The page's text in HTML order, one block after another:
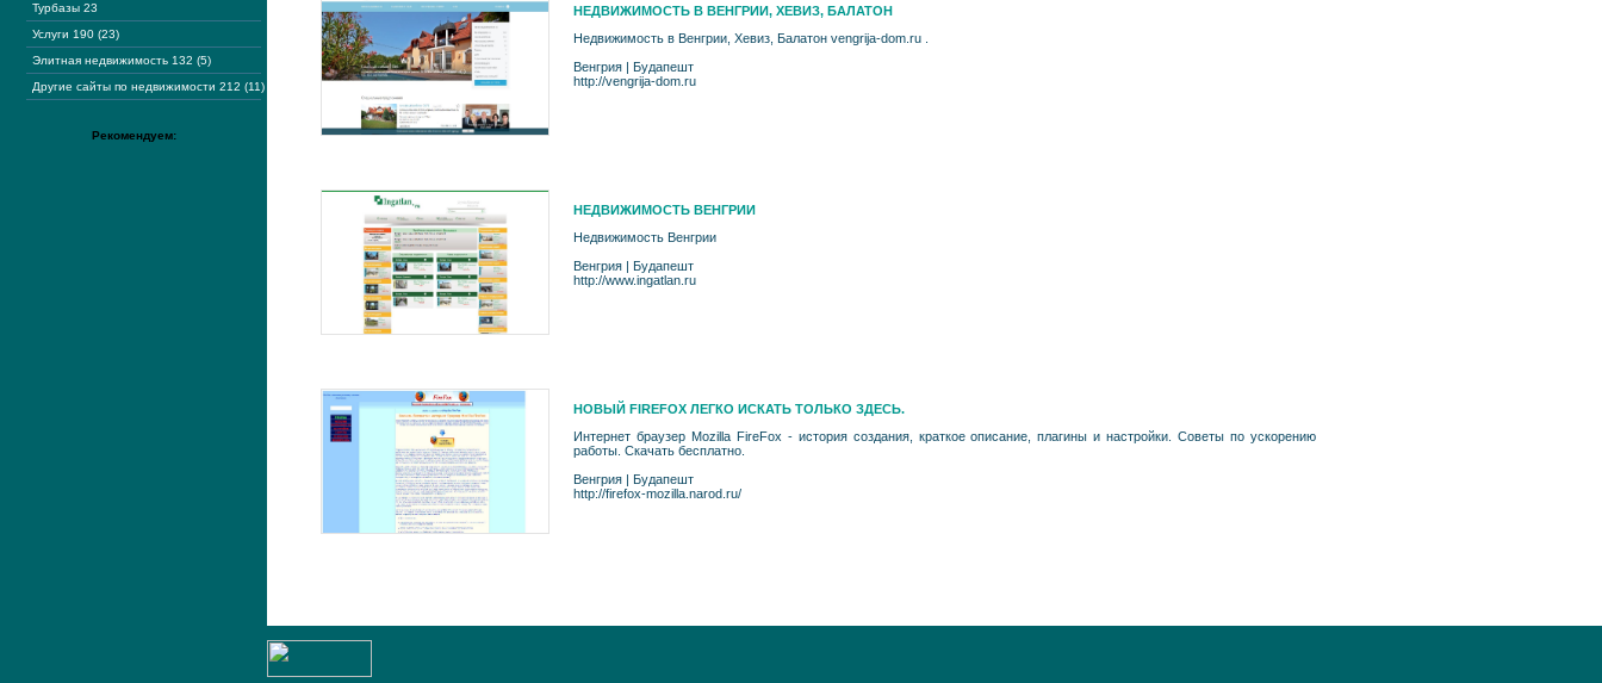
Турбазы 23
Услуги 190 (23)
Элитная недвижимость 132 (5)
Другие сайты по недвижимости 212 (11)
Рекомендуем:
НЕДВИЖИМОСТЬ В ВЕНГРИИ, ХЕВИЗ, БАЛАТОН
Недвижимость в Венгрии, Хевиз, Балатон vengrija-dom.ru .
Венгрия | Будапешт
http://vengrija-dom.ru
НЕДВИЖИМОСТЬ ВЕНГРИИ
Недвижимость Венгрии
Венгрия | Будапешт
http://www.ingatlan.ru
НОВЫЙ FIREFOX ЛЕГКО ИСКАТЬ ТОЛЬКО ЗДЕСЬ.
Интернет браузер Mozilla FireFox - история создания, краткое описание, плагины и настройки. Советы по ускорению
работы. Скачать бесплатно.
Венгрия | Будапешт
http://firefox-mozilla.narod.ru/